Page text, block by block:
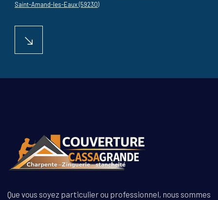
Saint-Amand-les-Eaux (59230)
Que vous soyez particulier ou professionnel, nous sommes